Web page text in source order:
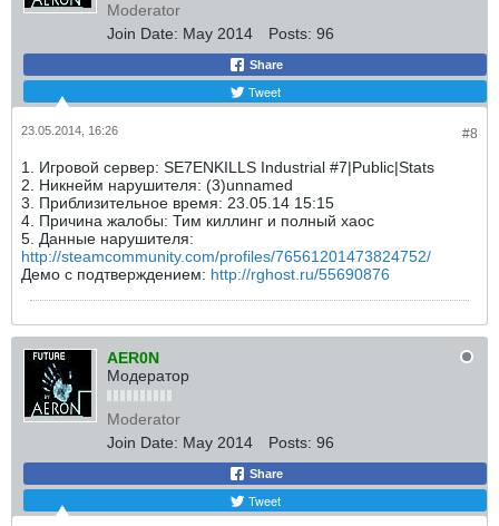
Moderator
Join Date: May 2014 Posts: 96
Share
Tweet
#8
23.05.2014, 16:26
1. Игровой сервер: SE7ENKILLS Industrial #7|Public|Stats
2. Никнейм нарушителя: (3)unnamed
3. Приблизительное время: 23.05.14 15:15
4. Причина жалобы: Тим киллинг и полный хаос
5. Данные нарушителя:
http://steamcommunity.com/profiles/76561201473824752/
Демо c подтверждением: http://rghost.ru/55690876
AER0N
Модератор
Moderator
Join Date: May 2014 Posts: 96
Share
Tweet